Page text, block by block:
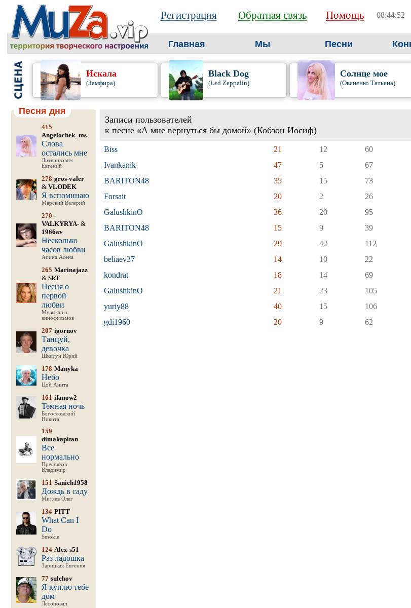
Регистрация Обратная связь Помощь 08:44:53
Главная Мы Песни
Искала
(Земфира)
Black Dog
(Led Zeppelin)
Солнце мое
(Овсиенко Татьяна)
Песня дня
415
Angelochek_ms
Слова
остались мне
Литвинкович
Евгений
278 gros-valer
& VLODEK
Я вспоминаю
Марский Валерий
270 -
VALKYRYA-&
1966av
Несколько
часов любви
Апина Алена
265 Marinajazz
& SkT
Песня о
первой
любви
Музыка из
кинофильмов
207 igornov
Танцуй,
девочка
Шкитун Юрий
178 Manyka
Небо
Цой Анита
161 ifanow2
Темная ночь
Богословский
Никита
159
dimakapitan
Все
нормально
Пресняков
Владимир
151 Sanich1958
Дождь в саду
Митяев Олег
134 PITT
What Can I
Do
Smokie
124 Alex-s51
Раз ладошка
Зарицкая Евгения
77 sulehov
Я куплю тебе
дом
Лесоповал
Записи пользователей
к песне «А мне вернуться бы домой» (Кобзон Иосиф)
Biss 21 12 60
Ivankanik 47 5 67
BARITON48 35 15 73
Forsait 20 2 26
GalushkinO 36 20 95
BARITON48 15 9 39
GalushkinO 29 42 112
beliaev37 14 10 22
kondrat 18 14 69
GalushkinO 21 23 105
yuriy88 40 15 106
gdi1960 20 9 62